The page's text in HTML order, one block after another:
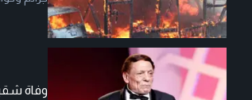
وفاة